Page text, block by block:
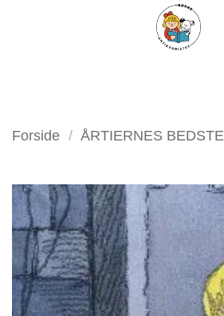
FILTER
Forside / ÅRTIERNES BEDSTE